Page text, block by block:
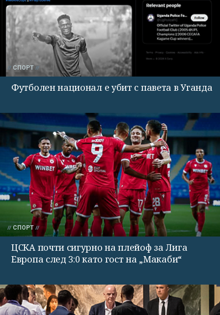
СПОРТ
Футболен национал е убит с павета в Уганда
СПОРТ
ЦСКА почти сигурно на плейоф за Лига
Европа след 3:0 като гост на „Макаби“